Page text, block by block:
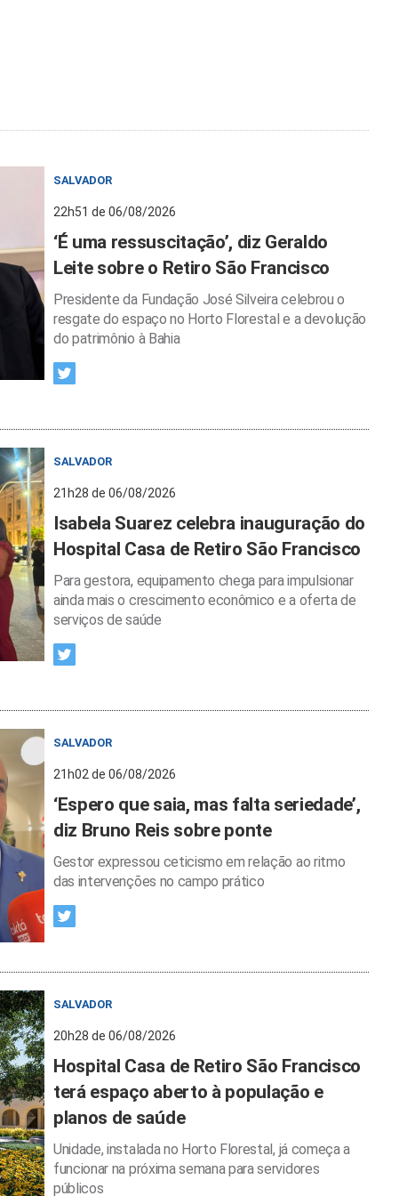
SALVADOR
22h51 de 06/08/2026
‘É uma ressuscitação’, diz Geraldo
Leite sobre o Retiro São Francisco
Presidente da Fundação José Silveira celebrou o
resgate do espaço no Horto Florestal e a devolução
do patrimônio à Bahia
SALVADOR
21h28 de 06/08/2026
Isabela Suarez celebra inauguração do
Hospital Casa de Retiro São Francisco
Para gestora, equipamento chega para impulsionar
ainda mais o crescimento econômico e a oferta de
serviços de saúde
SALVADOR
21h02 de 06/08/2026
‘Espero que saia, mas falta seriedade’,
diz Bruno Reis sobre ponte
Gestor expressou ceticismo em relação ao ritmo
das intervenções no campo prático
SALVADOR
20h28 de 06/08/2026
Hospital Casa de Retiro São Francisco
terá espaço aberto à população e
planos de saúde
Unidade, instalada no Horto Florestal, já começa a
funcionar na próxima semana para servidores
públicos